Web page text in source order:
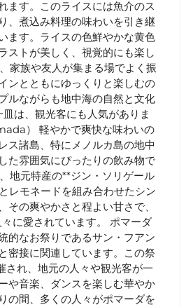
ます。このライスには魚介のス
、煮込み料理の味わいを引き継
ます。ライスの色鮮やかな黄色
ストが美しく、視覚的にも楽し
家族や友人が集まる場でよく振
ンとともにゆっくりと楽しむの
ルながらも地中海の自然と文化
は、観光客にも人気がありま
） 軽やかで爽快な味わいの
ス諸島、特にメノルカ島の地中
た雰囲気にぴったりの飲み物で
地元特産の**ジン・ソリゲール
レモネードを組み合わせたシン
その爽やかさと程よい甘さで、
に愛されています。 ポマーダ
的なお祭りであるサン・フアン
密接に関連しています。この祭
され、地元の人々や観光客が一
や音楽、ダンスを楽しむ華やか
の間、多くの人々がポマーダを